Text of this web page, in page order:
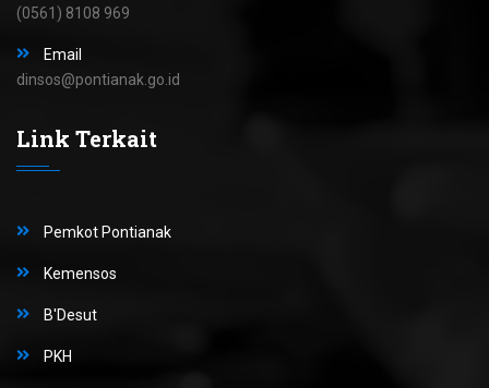
(0561) 8108 969
Email
dinsos@pontianak.go.id
Link Terkait
Pemkot Pontianak
Kemensos
B'Desut
PKH